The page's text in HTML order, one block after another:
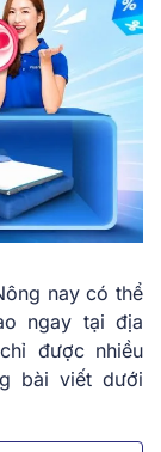
nay có thể
ngay tại địa
được nhiều
bài viết dưới